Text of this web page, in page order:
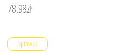
78.98zł
Sprawdź